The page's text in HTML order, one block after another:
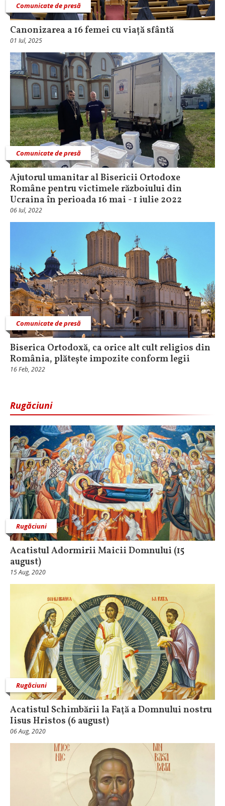
Comunicate de presă
Canonizarea a 16 femei cu viață sfântă
01 Iul, 2025
Comunicate de presă
Ajutorul umanitar al Bisericii Ortodoxe
Române pentru victimele războiului din
Ucraina în perioada 16 mai - 1 iulie 2022
06 Iul, 2022
Comunicate de presă
Biserica Ortodoxă, ca orice alt cult religios din
România, plătește impozite conform legii
16 Feb, 2022
Rugăciuni
Rugăciuni
Acatistul Adormirii Maicii Domnului (15
august)
15 Aug, 2020
Rugăciuni
Acatistul Schimbării la Faţă a Domnului nostru
Iisus Hristos (6 august)
06 Aug, 2020